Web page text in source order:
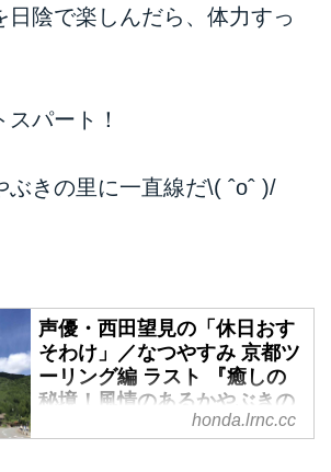
日陰で楽しんだら、体力すっ
パート！
ぶきの里に一直線だ\( ˆoˆ )/
声優・西田望見の「休日おす
そわけ」／なつやすみ 京都ツ
ーリング編 ラスト 『癒しの
秘境！風情のあるかやぶきの
里に到着』with CB400SF - A
honda.lrnc.cc